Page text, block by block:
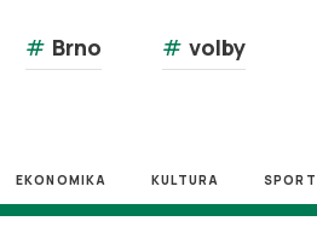
# Brno # volby
EKONOMIKA KULTURA SPORT